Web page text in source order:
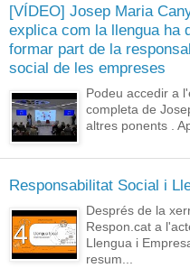
[VÍDEO] Josep Maria
explica com la llengua ha
formar part de la
social de les empreses
Podeu accedir a
completa de
altres ponents .
Responsabilitat Social i
Després de la
Respon.cat a
Llengua i
resum...